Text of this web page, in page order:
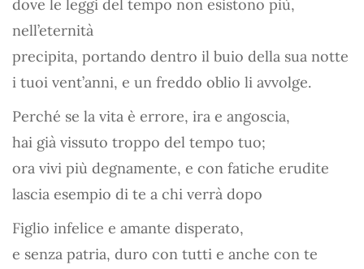
dove le leggi del tempo non esistono più,
nell’eternità
precipita, portando dentro il buio della sua notte
i tuoi vent’anni, e un freddo oblio li avvolge.
Perché se la vita è errore, ira e angoscia,
hai già vissuto troppo del tempo tuo;
ora vivi più degnamente, e con fatiche erudite
lascia esempio di te a chi verrà dopo
Figlio infelice e amante disperato,
e senza patria, duro con tutti e anche con te